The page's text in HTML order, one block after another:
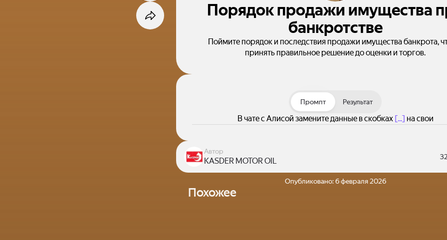
Порядок продажи имущества
банкротстве
Поймите порядок и последствия продажи имущества банкрота,
принять правильное решение до оценки и торгов.
Промпт Результат
В чате с Алисой замените данные в скобках [...] на свои
Автор
KASDER MOTOR OIL
Опубликовано:6 февраля 2026
Похожее